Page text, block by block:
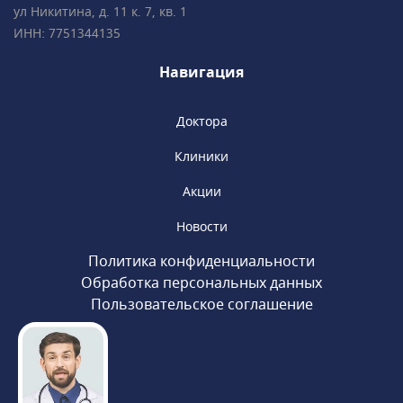
«Сретенский бульвар», «Тургеневская».
ул Никитина, д. 11 к. 7, кв. 1
ИНН: 7751344135
Навигация
Доктора
Клиники
Акции
Новости
Политика конфиденциальности
Обработка персональных данных
Пользовательское соглашение